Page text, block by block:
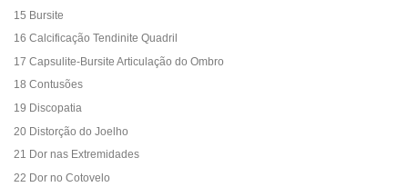
15 Bursite
16 Calcificação Tendinite Quadril
17 Capsulite-Bursite Articulação do Ombro
18 Contusões
19 Discopatia
20 Distorção do Joelho
21 Dor nas Extremidades
22 Dor no Cotovelo